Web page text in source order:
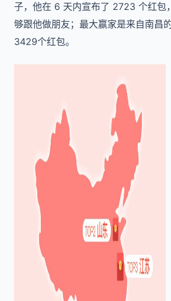
子，他在 6 天内宣布了 2723 个红包
够跟他做朋友；最大赢家是来自南昌
3429个红包。